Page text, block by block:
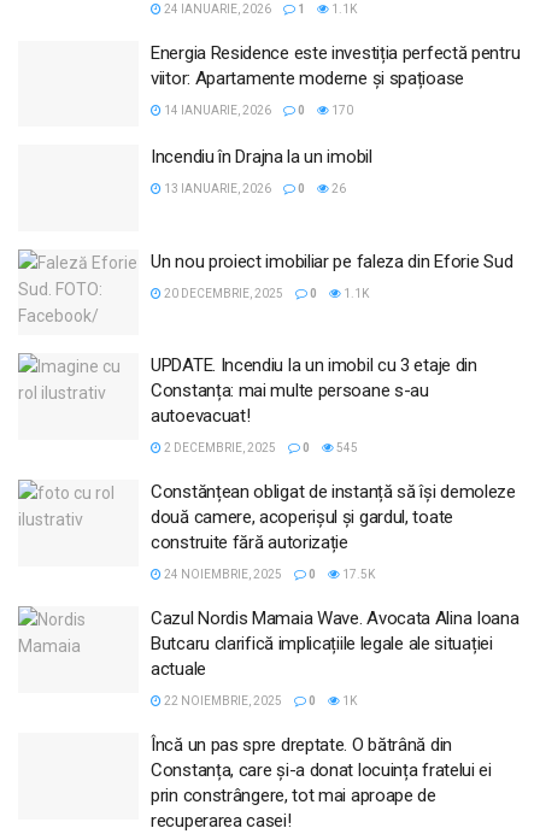
24 IANUARIE, 2026 1 1.1K
Energia Residence este investiția perfectă pentru
viitor: Apartamente moderne și spațioase
14 IANUARIE, 2026 0 170
Incendiu în Drajna la un imobil
13 IANUARIE, 2026 0 26
Un nou proiect imobiliar pe faleza din Eforie Sud
20 DECEMBRIE, 2025 0 1.1K
UPDATE. Incendiu la un imobil cu 3 etaje din
Constanța: mai multe persoane s-au
autoevacuat!
2 DECEMBRIE, 2025 0 545
Constănțean obligat de instanță să își demoleze
două camere, acoperișul și gardul, toate
construite fără autorizație
24 NOIEMBRIE, 2025 0 17.5K
Cazul Nordis Mamaia Wave. Avocata Alina Ioana
Butcaru clarifică implicațiile legale ale situației
actuale
22 NOIEMBRIE, 2025 0 1K
Încă un pas spre dreptate. O bătrână din
Constanța, care și-a donat locuința fratelui ei
prin constrângere, tot mai aproape de
recuperarea casei!